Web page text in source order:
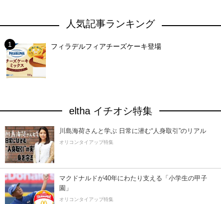
人気記事ランキング
フィラデルフィアチーズケーキ登場
eltha イチオシ特集
川島海荷さんと学ぶ 日常に潜む“人身取引”のリアル
オリコンタイアップ特集
マクドナルドが40年にわたり支える「小学生の甲子
園」
オリコンタイアップ特集